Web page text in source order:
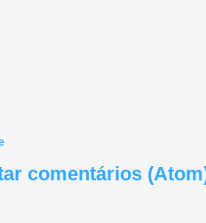
comentários